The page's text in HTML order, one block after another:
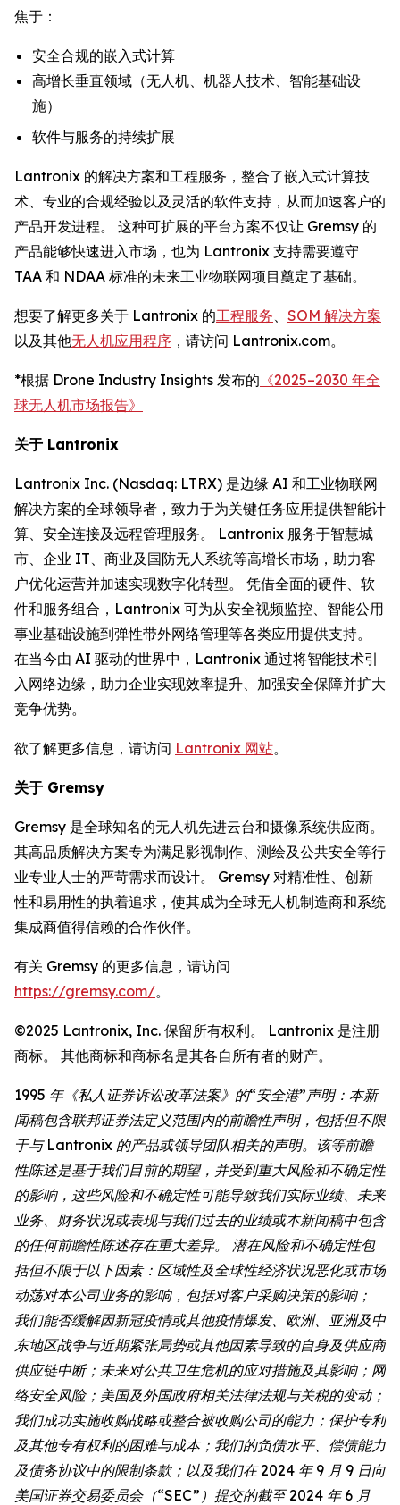
焦于：
安全合规的嵌入式计算
高增长垂直领域（无人机、机器人技术、智能基础设
施）
软件与服务的持续扩展
Lantronix 的解决方案和工程服务，整合了嵌入式计算技
术、专业的合规经验以及灵活的软件支持，从而加速客户的
产品开发进程。 这种可扩展的平台方案不仅让 Gremsy 的
产品能够快速进入市场，也为 Lantronix 支持需要遵守
TAA 和 NDAA 标准的未来工业物联网项目奠定了基础。
想要了解更多关于 Lantronix 的工程服务
SOM 解决方案
以及其他无人机应用程序 ，请访问 Lantronix.com。
*根据 Drone Industry Insights 发布的 《2025–2030 年全
球无人机市场报告》
关于 Lantronix
Lantronix Inc. (Nasdaq: LTRX) 是边缘 AI 和工业物联网
解决方案的全球领导者，致力于为关键任务应用提供智能计
算、安全连接及远程管理服务。 Lantronix 服务于智慧城
市、企业 IT、商业及国防无人系统等高增长市场，助力客
户优化运营并加速实现数字化转型。 凭借全面的硬件、软
件和服务组合，Lantronix 可为从安全视频监控、智能公用
事业基础设施到弹性带外网络管理等各类应用提供支持。
在当今由 AI 驱动的世界中，Lantronix 通过将智能技术引
入网络边缘，助力企业实现效率提升、加强安全保障并扩大
竞争优势。
欲了解更多信息，请访问 Lantronix 网站。
关于 Gremsy
Gremsy 是全球知名的无人机先进云台和摄像系统供应商。
其高品质解决方案专为满足影视制作、测绘及公共安全等行
业专业人士的严苛需求而设计。 Gremsy 对精准性、创新
性和易用性的执着追求，使其成为全球无人机制造商和系统
集成商值得信赖的合作伙伴。
有关 Gremsy 的更多信息，请访问
https://gremsy.com/。
©2025 Lantronix, Inc. 保留所有权利。 Lantronix 是注册
商标。 其他商标和商标名是其各自所有者的财产。
1995 年《私人证券诉讼改革法案》的“安全港”声明：本新
闻稿包含联邦证券法定义范围内的前瞻性声明，包括但不限
于与 Lantronix 的产品或领导团队相关的声明。该等前瞻
性陈述是基于我们目前的期望，并受到重大风险和不确定性
的影响，这些风险和不确定性可能导致我们实际业绩、未来
业务、财务状况或表现与我们过去的业绩或本新闻稿中包含
的任何前瞻性陈述存在重大差异。 潜在风险和不确定性包
括但不限于以下因素：区域性及全球性经济状况恶化或市场
动荡对本公司业务的影响，包括对客户采购决策的影响；
我们能否缓解因新冠疫情或其他疫情爆发、欧洲、亚洲及中
东地区战争与近期紧张局势或其他因素导致的自身及供应商
供应链中断；未来对公共卫生危机的应对措施及其影响；网
络安全风险；美国及外国政府相关法律法规与关税的变动；
我们成功实施收购战略或整合被收购公司的能力；保护专利
及其他专有权利的困难与成本；我们的负债水平、偿债能力
及债务协议中的限制条款；以及我们在 2024 年 9 月 9 日向
美国证券交易委员会（“SEC”）提交的截至 2024 年 6 月